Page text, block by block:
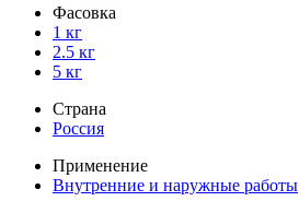
Фасовка
1 кг
2.5 кг
5 кг
Страна
Россия
Применение
Внутренние и наружные работы